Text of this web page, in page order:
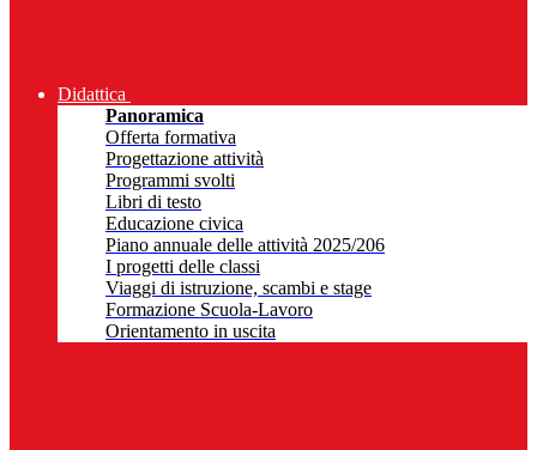
Didattica
Panoramica
Offerta formativa
Progettazione attività
Programmi svolti
Libri di testo
Educazione civica
Piano annuale delle attività 2025/206
I progetti delle classi
Viaggi di istruzione, scambi e stage
Formazione Scuola-Lavoro
Orientamento in uscita